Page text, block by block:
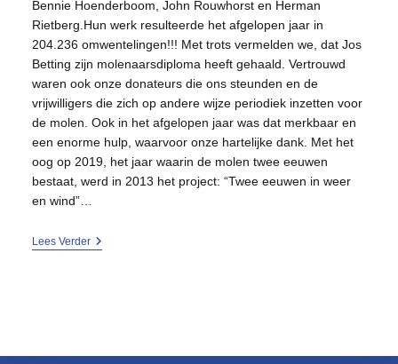
Bennie Hoenderboom, John Rouwhorst en Herman
Rietberg.Hun werk resulteerde het afgelopen jaar in
204.236 omwentelingen!!! Met trots vermelden we, dat Jos
Betting zijn molenaarsdiploma heeft gehaald. Vertrouwd
waren ook onze donateurs die ons steunden en de
vrijwilligers die zich op andere wijze periodiek inzetten voor
de molen. Ook in het afgelopen jaar was dat merkbaar en
een enorme hulp, waarvoor onze hartelijke dank. Met het
oog op 2019, het jaar waarin de molen twee eeuwen
bestaat, werd in 2013 het project: “Twee eeuwen in weer
en wind”…
Lees Verder2013